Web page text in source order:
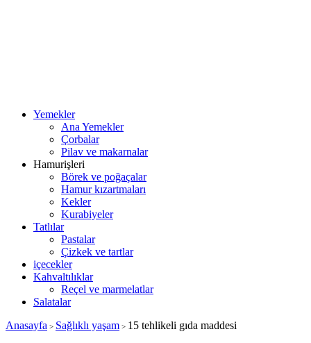
Yemekler
Ana Yemekler
Çorbalar
Pilav ve makarnalar
Hamurişleri
Börek ve poğaçalar
Hamur kızartmaları
Kekler
Kurabiyeler
Tatlılar
Pastalar
Çizkek ve tartlar
içecekler
Kahvaltılıklar
Reçel ve marmelatlar
Salatalar
Anasayfa > Sağlıklı yaşam > 15 tehlikeli gıda maddesi